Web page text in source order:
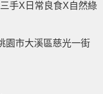
手X日常良食X自然綠
園市大溪區慈光一街